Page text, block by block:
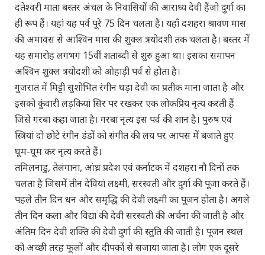
दंतेश्वरी माता बस्तर अंचल के निवासियों की आराध्य देवी हैंजो दुर्गा का
ही रूप हैं। यहां यह पर्व पूरे 75 दिन चलता है। यहाँ दशहरा श्रावण मास
की अमावस से आश्विन मास की शुक्ल त्रयोदशी तक चलता है। बस्तर में
यह समारोह लगभग 15वीं शताब्दी से शुरु हुआ था। इसका समापन
अश्विन शुक्ल त्रयोदशी को ओहाड़ी पर्व से होता है।
गुजरात में मिट्टी सुशोभित रंगीन घड़ा देवी का प्रतीक माना जाता है और
इसको कुंवारी लड़कियां सिर पर रखकर एक लोकप्रिय नृत्य करती हैं
जिसे गरबा कहा जाता है। गरबा नृत्य इस पर्व की शान है। पुरुष एवं
स्त्रियां दो छोटे रंगीन डंडों को संगीत की लय पर आपस में बजाते हुए
घूम-घूम कर नृत्य करते हैं।
तमिलनाडु, तेलंगाना, आंध्र प्रदेश एवं कर्नाटक में दशहरा नौ दिनों तक
चलता है जिसमें तीन देवियां लक्ष्मी, सरस्वती और दुर्गा की पूजा करते हैं।
पहले तीन दिन धन और समृद्धि की देवी लक्ष्मी का पूजन होता है। अगले
तीन दिन कला और विद्या की देवी सरस्वती की अर्चना की जाती है और
अंतिम दिन देवी शक्ति की देवी दुर्गा की स्तुति की जाती है। पूजन स्थल
को अच्छी तरह फूलों और दीपकों से सजाया जाता है। लोग एक दूसरे